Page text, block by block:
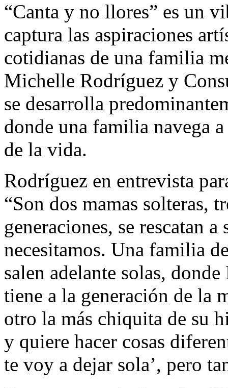
“Canta y no llores” es un
captura las aspiraciones
cotidianas de una familia
Michelle Rodríguez y
se desarrolla
donde una familia navega
de la vida.
Rodríguez en entrevista
“Son dos mamas solteras,
generaciones, se rescatan
necesitamos. Una familia
salen adelante solas,
tiene a la generación de la
otro la más chiquita de su
y quiere hacer cosas
te voy a dejar sola’, pero